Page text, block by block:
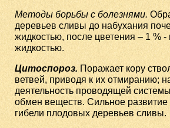
Методы борьбы с болезнями.
деревьев сливы до набухания
жидкостью, после цветения – 1 % -
жидкостью.
Цитоспороз. Поражает кору
ветвей, приводя к их отмиранию;
деятельность проводящей
обмен веществ. Сильное развитие
гибели плодовых деревьев сливы.